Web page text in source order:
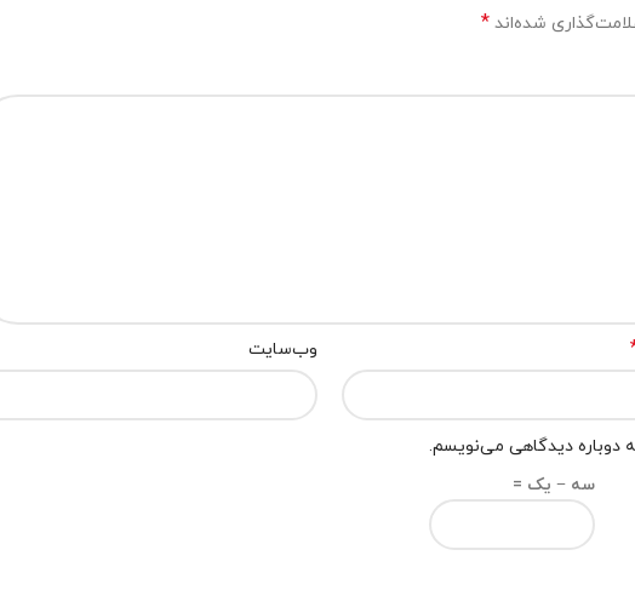
شده‌اند *
وب‌سایت
دوباره دیدگاهی می‌نویسم.
سه − یک =